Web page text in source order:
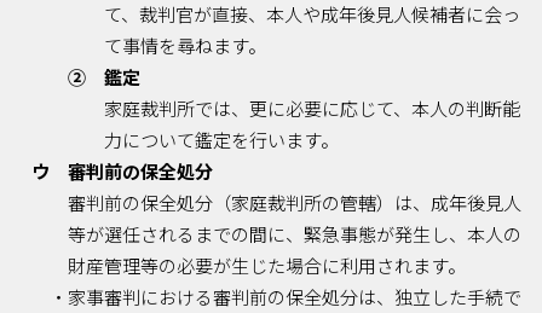
て、裁判官が直接、本人や成年後見人候補者に会っ
て事情を尋ねます。
② 鑑定
家庭裁判所では、更に必要に応じて、本人の判断能
力について鑑定を行います。
ウ 審判前の保全処分
審判前の保全処分（家庭裁判所の管轄）は、成年後見人
等が選任されるまでの間に、緊急事態が発生し、本人の
財産管理等の必要が生じた場合に利用されます。
・家事審判における審判前の保全処分は、独立した手続で